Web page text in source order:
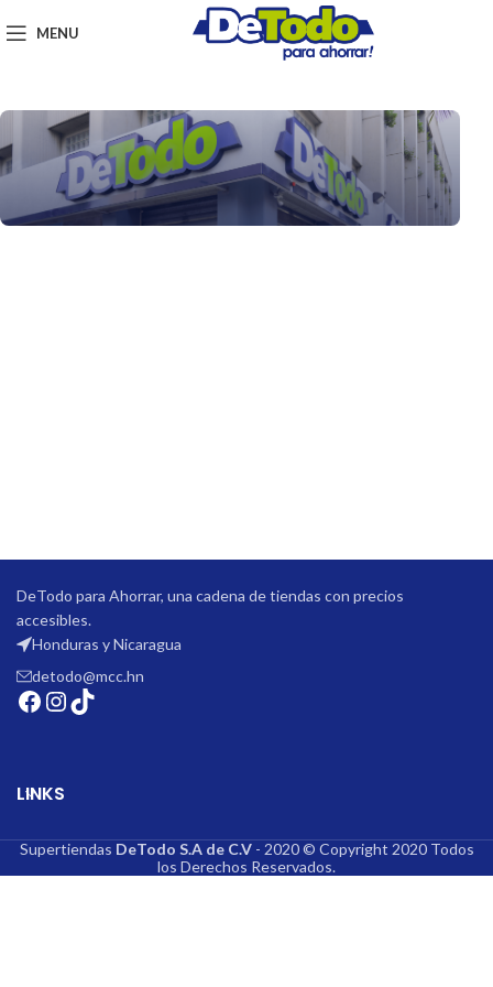
MENU
DeTodo para Ahorrar, una cadena de tiendas con precios
accesibles.
Honduras y Nicaragua
detodo@mcc.hn
LINKS
Supertiendas DeTodo S.A de C.V - 2020 © Copyright 2020 Todos
los Derechos Reservados.